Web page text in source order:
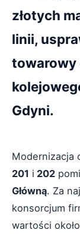
złotych
linii,
towarowy
Gdyni.
Modernizacja
201 i 202
Główną. Za
konsorcjum
wartości około